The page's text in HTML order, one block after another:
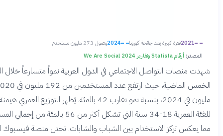
قفزة كبيرة بعد جائحة كورونا 2024وصول 273 مليون مستخدم
التواصل الاجتماعي في الدول العربية نمواً متسارعاً خلال السنوات
الخمس الماضية، حيث ارتفع عدد المستخدمين من 192 مليون في 2020 إلى 273
مليون في 2024، بنسبة نمو تقارب 42 بالمئة. يُظهر التوزيع العمري هيمنة واضحة
للفئة العمرية 18-34 سنة التي تشكل أكثر من 56 بالمئة من إجمالي المستخدمين،
الاستخدام بين الشباب والشابات. تحتل منصة فيسبوك المرتبة